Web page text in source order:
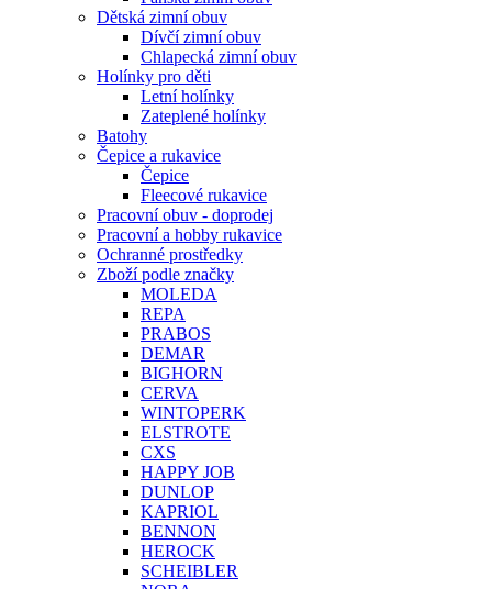
Dětská zimní obuv
Dívčí zimní obuv
Chlapecká zimní obuv
Holínky pro děti
Letní holínky
Zateplené holínky
Batohy
Čepice a rukavice
Čepice
Fleecové rukavice
Pracovní obuv - doprodej
Pracovní a hobby rukavice
Ochranné prostředky
Zboží podle značky
MOLEDA
REPA
PRABOS
DEMAR
BIGHORN
CERVA
WINTOPERK
ELSTROTE
CXS
HAPPY JOB
DUNLOP
KAPRIOL
BENNON
HEROCK
SCHEIBLER